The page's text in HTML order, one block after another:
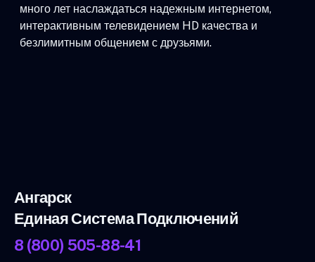
много лет наслаждаться надежным интернетом,
интерактивным телевидением HD качества и
безлимитным общением с друзьями.
Ангарск
Единая Система Подключений
8 (800) 505-88-41